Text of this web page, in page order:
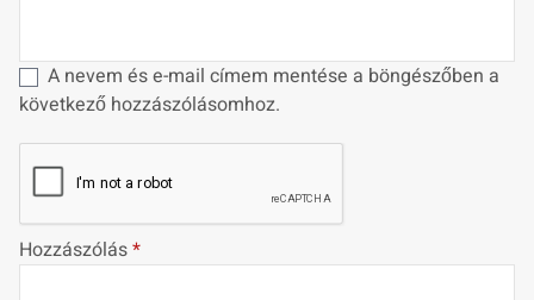
A nevem és e-mail címem mentése a böngészőben a
következő hozzászólásomhoz.
Hozzászólás*